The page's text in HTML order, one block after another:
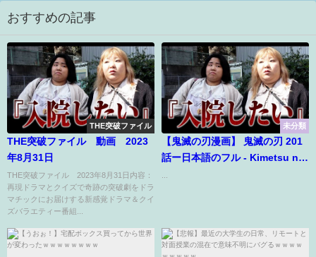
おすすめの記事
THE突破ファイル
THE突破ファイル 動画 2023
年8月31日
THE突破ファイル 2023年8月31日内容：
再現ドラマとクイズで奇跡の突破劇をドラ
マチックにお届けする新感覚ドラマ＆クイ
ズバラエティー番組...
未分類
【鬼滅の刃漫画】 鬼滅の刃 201
話ー日本語のフル - Kimetsu no